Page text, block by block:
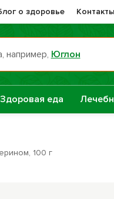
о здоровье Контакты
например, Юглон
Здоровая еда
100 г